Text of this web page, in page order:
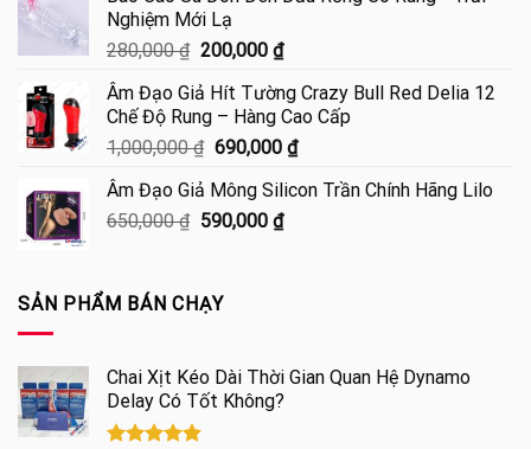
2,200,000 ₫.
Nghiệm Mới Lạ
280,000₫ Giá
là:
280,000 ₫.
200,000 ₫Giá
tại
là:
200,000 ₫.
Âm Đạo Giả Hít Tường Crazy Bull Red Delia 12
Chế Độ Rung – Hàng Cao Cấp
1,000,000₫ Giá
là:
1,000,000 ₫.
690,000 ₫Giá
tại
Âm Đạo Giả Mông Silicon Trần Chính Hãng Lilo
650,000₫ Giá
650,000 ₫.
590,000 ₫Giá
SẢN PHẨM BÁN CHẠY
Chai Xịt Kéo Dài Thời Gian Quan Hệ Dynamo
Delay Có Tốt Không?